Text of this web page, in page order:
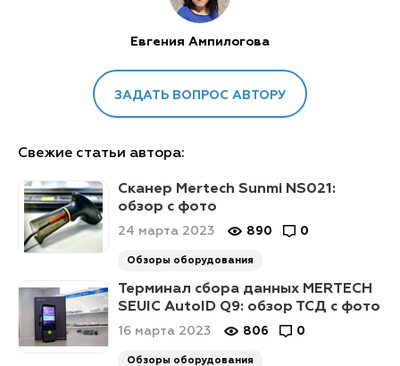
Евгения Ампилогова
ЗАДАТЬ ВОПРОС АВТОРУ
Свежие статьи автора:
Сканер Mertech Sunmi NS021:
обзор с фото
24 марта 2023 890 0
Обзоры оборудования
Терминал сбора данных MERTECH
SEUIC AutoID Q9: обзор ТСД с фото
16 марта 2023 806 0
Обзоры оборудования